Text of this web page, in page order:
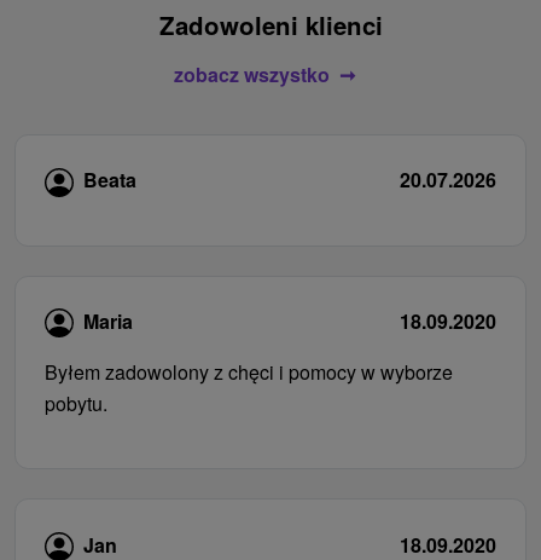
Zadowoleni klienci
zobacz wszystko
Beata 20.07.2026
Maria
18.09.2020
Byłem zadowolony z chęci i pomocy w wyborze
pobytu.
Jan
18.09.2020